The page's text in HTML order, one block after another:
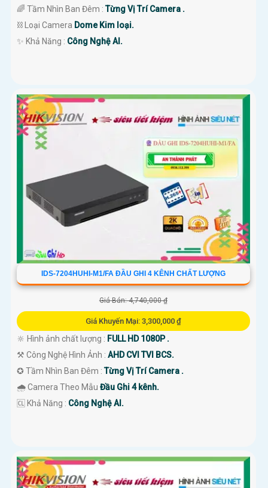
🌈 Tầm Nhìn Ban Đêm :Từng Vị Trí Camera .
⛓ Loại Camera Dome Kim loại.
️✨ Khả Năng : Công Nghệ AI.
IDS-7204HUHI-M1/FA ĐẦU GHI 4 KÊNH CHẤT LƯỢNG
Giá Bán: 4,740,000 ₫
Giá Khuyến Mại: 3,300,000 ₫
🔆 Hình ảnh chất lượng : FULL HD 1080P .
⚒ Công Nghệ Hình Ảnh : AHD CVI TVI BCS.
✪ Tầm Nhìn Ban Đêm :Từng Vị Trí Camera .
🌧️ Camera Theo Mẫu Đầu Ghi 4 kênh.
️🆑 Khả Năng : Công Nghệ AI.